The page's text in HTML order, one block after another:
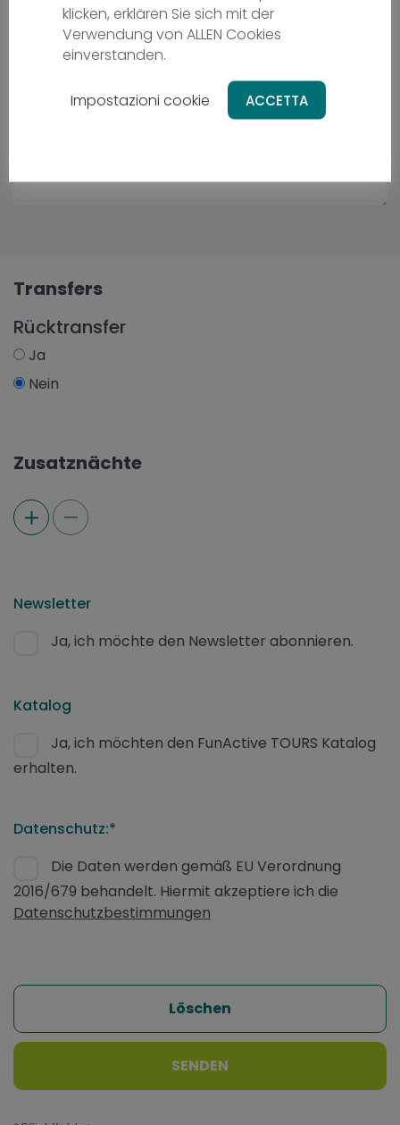
Transfers
Rücktransfer
Ja
Nein
Zusatznächte
Newsletter
Ja, ich möchte den Newsletter abonnieren.
Katalog
Ja, ich möchten den FunActive TOURS Katalog
erhalten.
Datenschutz:*
Die Daten werden gemäß EU Verordnung
2016/679 behandelt. Hiermit akzeptiere ich die
Datenschutzbestimmungen
Löschen
SENDEN
klicken, erklären Sie sich mit der
Verwendung von ALLEN Cookies
einverstanden.
Impostazioni cookie ACCETTA